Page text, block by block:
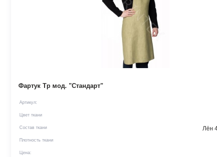
Фартук Тр мод. "Стандарт"
Артикул:
Цвет ткани
Состав ткани Лён
Плотность ткани
Цена: